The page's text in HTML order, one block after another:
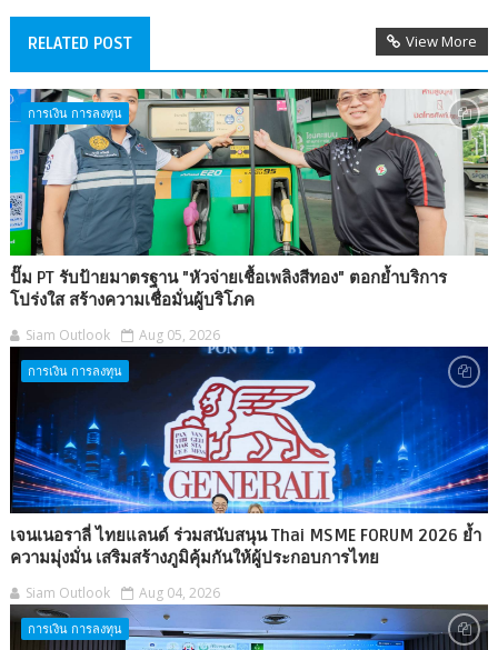
RELATED POST View More
การเงิน การลงทุน
ปั๊ม PT รับป้ายมาตรฐาน "หัวจ่ายเชื้อเพลิงสีทอง" ตอกย้ำบริการ
โปร่งใส สร้างความเชื่อมั่นผู้บริโภค
Siam Outlook Aug 05, 2026
การเงิน การลงทุน
เจนเนอราลี่ ไทยแลนด์ ร่วมสนับสนุน Thai MSME FORUM 2026 ย้ำ
ความมุ่งมั่น เสริมสร้างภูมิคุ้มกันให้ผู้ประกอบการไทย
Siam Outlook Aug 04, 2026
การเงิน การลงทุน